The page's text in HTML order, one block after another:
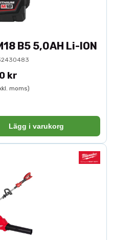
B5 5,0AH Li-ION
kr
moms)
Lägg i varukorg